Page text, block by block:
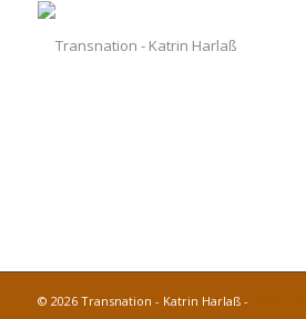
© 2026 Transnation - Katrin Harlaß -